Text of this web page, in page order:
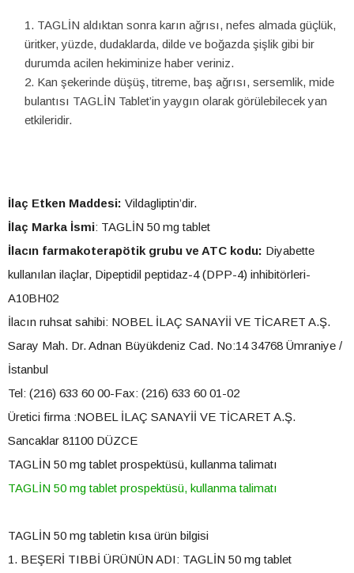
TAGLİN aldıktan sonra karın ağrısı, nefes almada güçlük,
üritker, yüzde, dudaklarda, dilde ve boğazda şişlik gibi bir
durumda acilen hekiminize haber veriniz.
Kan şekerinde düşüş, titreme, baş ağrısı, sersemlik, mide
bulantısı TAGLİN Tablet’in yaygın olarak görülebilecek yan
etkileridir.
İlaç Etken Maddesi: Vildagliptin’dir.
İlaç Marka İsmi: TAGLİN 50 mg tablet
İlacın farmakoterapötik grubu ve ATC kodu: Diyabette
kullanılan ilaçlar, Dipeptidil peptidaz-4 (DPP-4) inhibitörleri-
A10BH02
İlacın ruhsat sahibi: NOBEL İLAÇ SANAYİİ VE TİCARET A.Ş.
Saray Mah. Dr. Adnan Büyükdeniz Cad. No:14 34768 Ümraniye /
İstanbul
Tel: (216) 633 60 00-Fax: (216) 633 60 01-02
Üretici firma :NOBEL İLAÇ SANAYİİ VE TİCARET A.Ş.
Sancaklar 81100 DÜZCE
TAGLİN 50 mg tablet prospektüsü, kullanma talimatı
TAGLİN 50 mg tablet prospektüsü, kullanma talimatı
TAGLİN 50 mg tabletin kısa ürün bilgisi
1. BEŞERİ TIBBİ ÜRÜNÜN ADI: TAGLİN 50 mg tablet